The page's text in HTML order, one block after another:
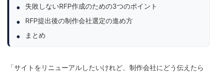
失敗しないRFP作成のための3つのポイント
RFP提出後の制作会社選定の進め方
まとめ
「サイトをリニューアルしたいけれど、制作会社にどう伝えたら